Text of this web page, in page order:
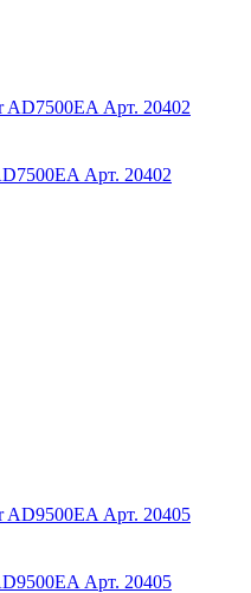
Арт. 20402
Арт. 20405